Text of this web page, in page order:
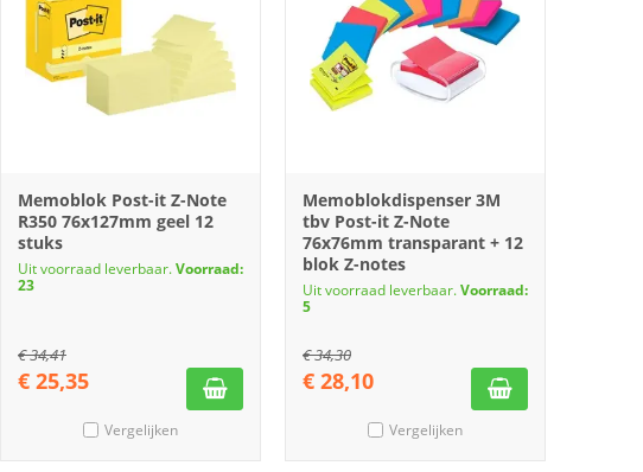
Memoblok Post-it Z-Note
R350 76x127mm geel 12
stuks
Uit voorraad leverbaar.Voorraad:
23
€34,41
€ 25,35
Vergelijken
Memoblokdispenser 3M
tbv Post-it Z-Note
76x76mm transparant + 12
blok Z-notes
Uit voorraad leverbaar.Voorraad:
5
€34,30
€ 28,10
Vergelijken